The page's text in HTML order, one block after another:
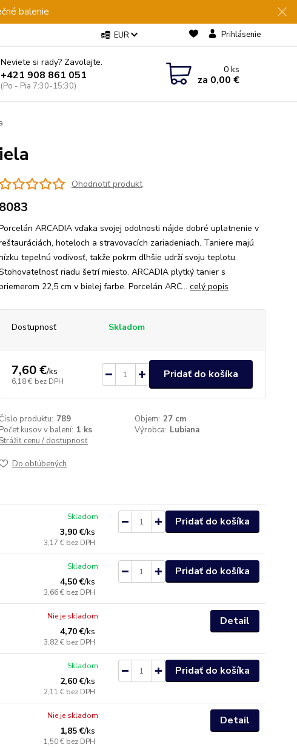
balenie
EUR Prihlásenie
Neviete si rady? Zavolajte.
+421 908 861 051
(Po - Pia 7:30-15:30)
0ks
za 0,00 €
Ohodnotiť produkt
8083
ARCADIA vďaka svojej odolnosti nájde dobré uplatnenie v
hoteloch a stravovacích zariadeniach. Taniere majú
tepelnú vodivosť, takže pokrm dlhšie udrží svoju teplotu.
riadu šetrí miesto. ARCADIA plytký tanier s
22,5 cm v bielej farbe. Porcelán ARC... celý popis
Dostupnosť Skladom
7,60 €/ks
6,18 € bez DPH
Pridať do košíka
produktu: 789 Objem: 27 cm
Počet kusov v balení: 1 ks Výrobca: Lubiana
Strážiť cenu / dostupnosť
Do obľúbených
3,90 €/ks
3,17 € bez DPH
Skladom Pridať do košíka
4,50 €/ks
3,66 € bez DPH
Skladom Pridať do košíka
4,70 €/ks
3,82 € bez DPH
Nie je skladom Detail
2,60 €/ks
2,11 € bez DPH
Skladom Pridať do košíka
1,85 €/ks
1,50 € bez DPH
Nie je skladom Detail